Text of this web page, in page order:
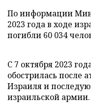
По информации
2023 года в ходе
погибли 60 034
С 7 октября 2023
обострилась после
Израиля и
израильской армии.